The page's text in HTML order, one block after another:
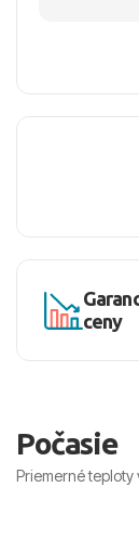
ceny
Počasie
Priemerné